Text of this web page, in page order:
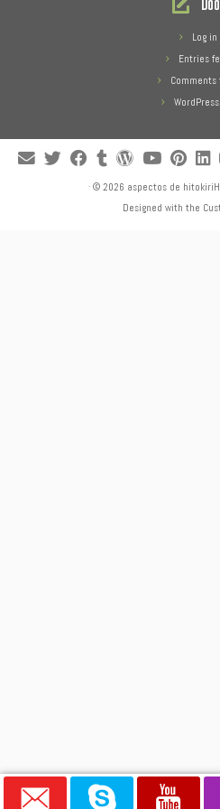
Log in
Entries
Comments
· © 2026 aspectos de
Designed with the